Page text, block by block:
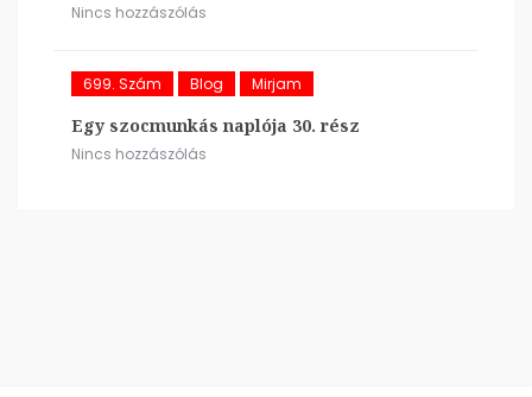
Nincs hozzászólás
699. Szám Blog Mirjam
Egy szocmunkás naplója 30. rész
Nincs hozzászólás